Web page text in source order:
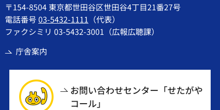
〒154-8504 東京都世田谷区世田谷4丁目21番27号
電話番号03-5432-1111 （代表）
ファクシミリ 03-5432-3001（広報広聴課）
庁舎案内
お問い合わせセンター「せたがや
コール」